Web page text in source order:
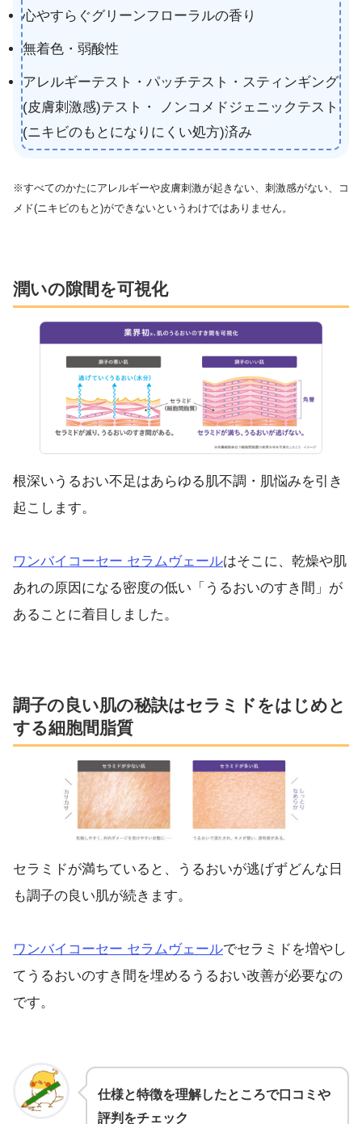
心やすらぐグリーンフローラルの香り
無着色・弱酸性
アレルギーテスト・パッチテスト・スティンギング
(皮膚刺激感)テスト・ ノンコメドジェニックテスト
(ニキビのもとになりにくい処方)済み
※すべてのかたにアレルギーや皮膚刺激が起きない、刺激感がない、コ
メド(ニキビのもと)ができないというわけではありません。
潤いの隙間を可視化
根深いうるおい不足はあらゆる肌不調・肌悩みを引き
起こします。
ワンバイコーセー セラムヴェールはそこに、乾燥や肌
あれの原因になる密度の低い「うるおいのすき間」が
あることに着目しました。
調子の良い肌の秘訣はセラミドをはじめと
する細胞間脂質
セラミドが満ちていると、うるおいが逃げずどんな日
も調子の良い肌が続きます。
ワンバイコーセー セラムヴェールでセラミドを増やし
てうるおいのすき間を埋めるうるおい改善が必要なの
です。
仕様と特徴を理解したところで口コミや
評判をチェック